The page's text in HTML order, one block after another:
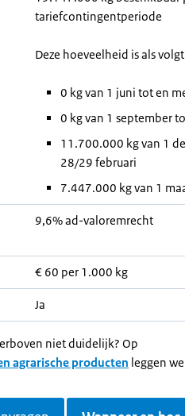
tariefcontingentperiode
Deze hoeveelheid is als
0 kg van 1 juni tot en
0 kg van 1 september
11.700.000 kg van 1
28/29 februari
7.447.000 kg van 1
9,6% ad-valoremrecht
€ 60 per 1.000 kg
Ja
niet duidelijk? Op
agrarische producten leggen